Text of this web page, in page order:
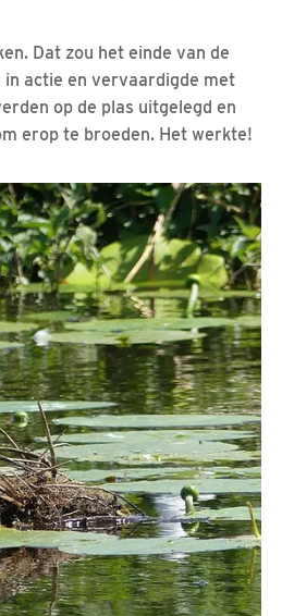
Dat zou het einde van de
in actie en vervaardigde met
op de plas uitgelegd en
erop te broeden. Het werkte!